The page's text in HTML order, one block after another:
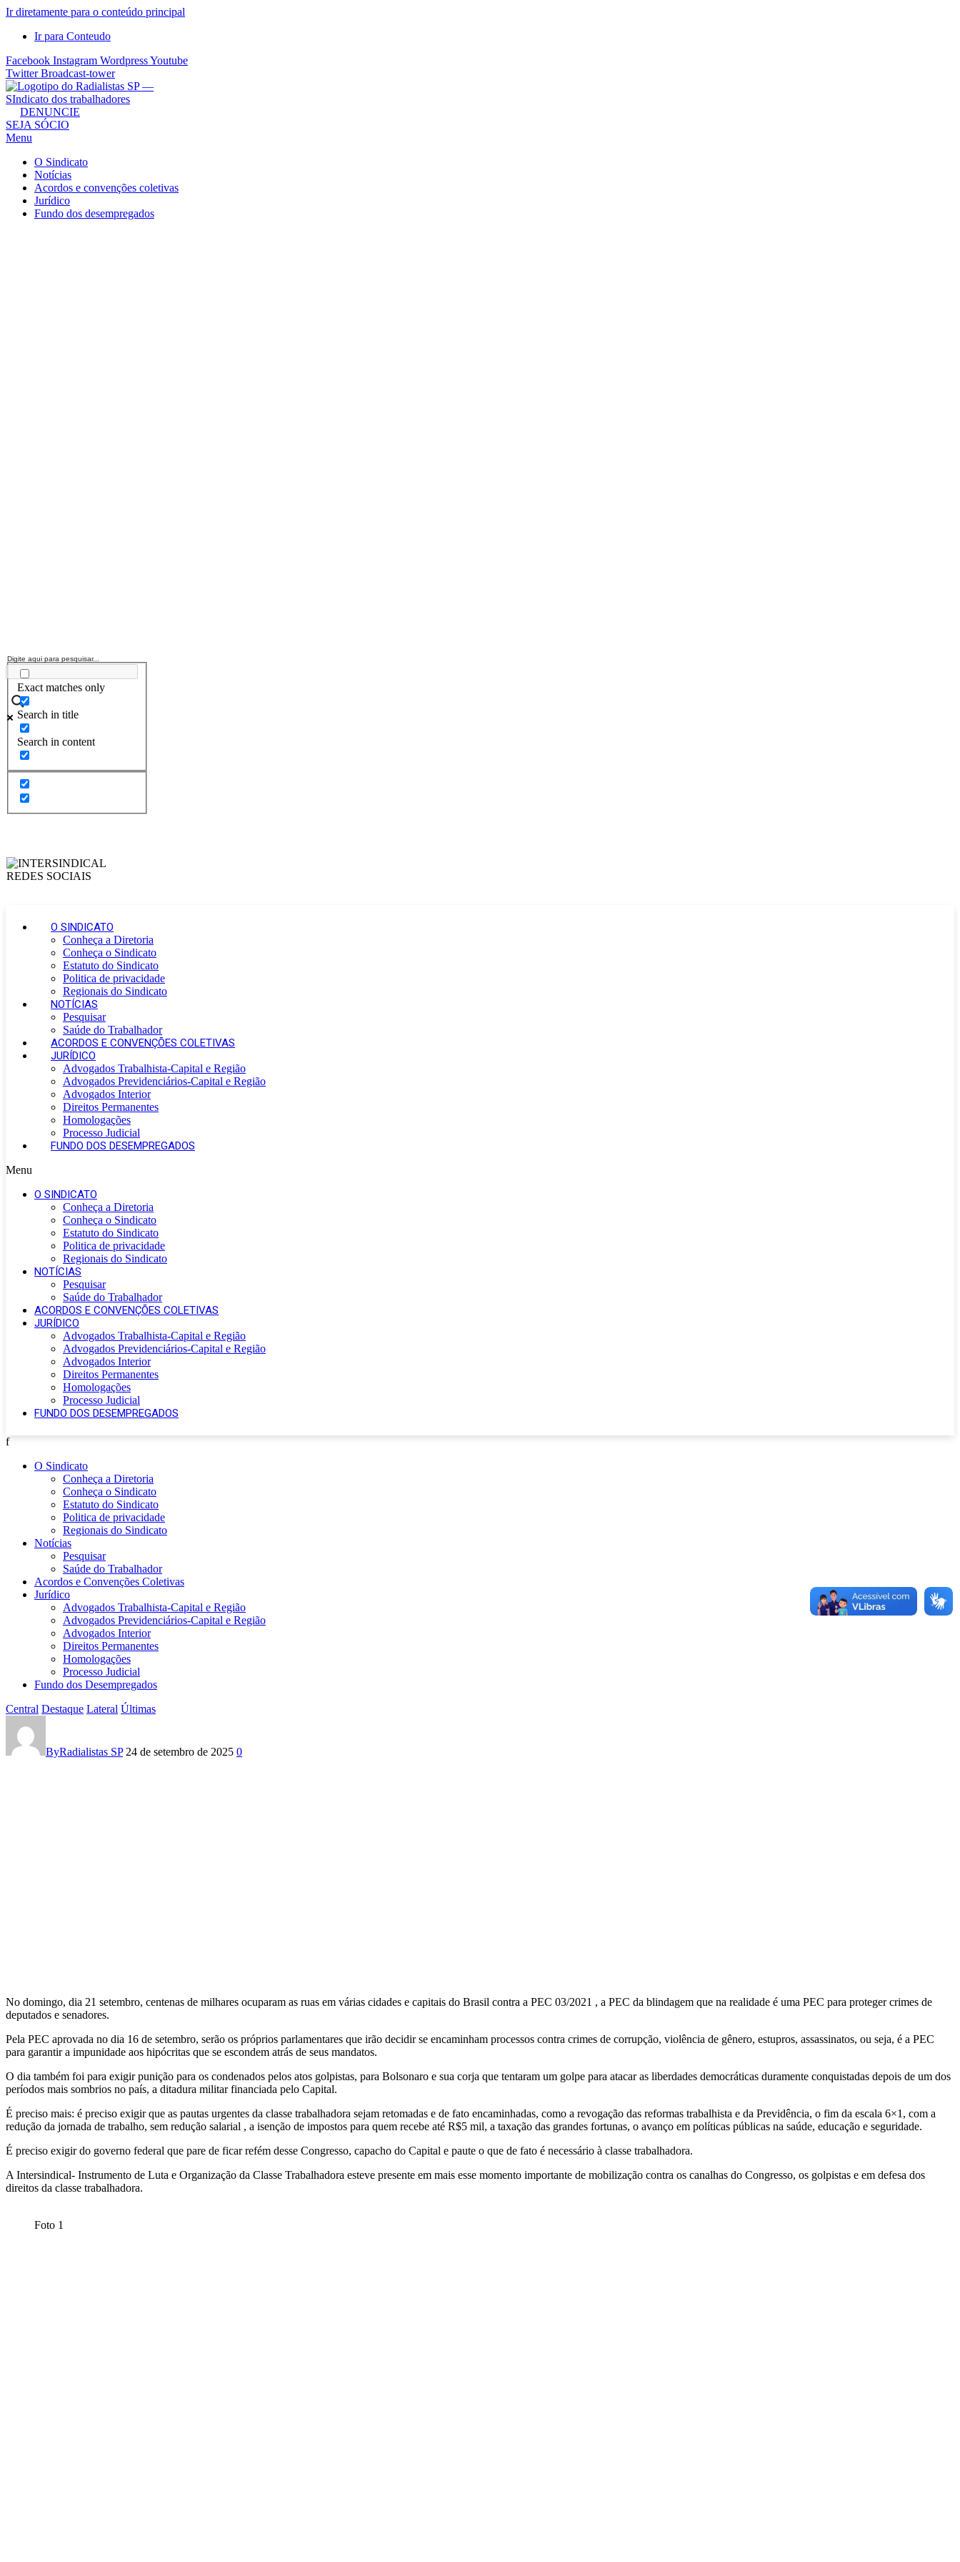
Ir diretamente para o conteúdo principal
Ir para Conteudo
Facebook Instagram WordpressYoutube
Twitter Broadcast-tower
Sindicato
dos
Radialistas
São
Paulo
Sindicato
DENUNCIE
SEJA SÓCIO
Menu
O Sindicato
Notícias
Acordos e convenções coletivas
Jurídico
Fundo dos desempregados
Exact matches only
Search in title
Search in content
O SINDICATO
Conheça a Diretoria
Conheça o Sindicato
Estatuto do Sindicato
Politica de privacidade
Regionais do Sindicato
NOTÍCIAS
Pesquisar
Saúde do Trabalhador
ACORDOS E CONVENÇÕES COLETIVAS
JURÍDICO
Advogados Trabalhista-Capital e Região
Advogados Previdenciários-Capital e Região
Advogados Interior
Direitos Permanentes
Homologações
Processo Judicial
FUNDO DOS DESEMPREGADOS
Menu
O SINDICATO
Conheça a Diretoria
Conheça o Sindicato
Estatuto do Sindicato
Politica de privacidade
Regionais do Sindicato
NOTÍCIAS
Pesquisar
Saúde do Trabalhador
ACORDOS E CONVENÇÕES COLETIVAS
JURÍDICO
Advogados Trabalhista-Capital e Região
Advogados Previdenciários-Capital e Região
Advogados Interior
Direitos Permanentes
Homologações
Processo Judicial
FUNDO DOS DESEMPREGADOS
f
O Sindicato
Conheça a Diretoria
Conheça o Sindicato
Estatuto do Sindicato
Politica de privacidade
Regionais do Sindicato
Notícias
Pesquisar
Saúde do Trabalhador
Acordos e Convenções Coletivas
Jurídico
Advogados Trabalhista-Capital e Região
Advogados Previdenciários-Capital e Região
Advogados Interior
Direitos Permanentes
Homologações
Processo Judicial
Fundo dos Desempregados
Central Destaque Lateral Últimas
CENTENAS
DE
PEC
DA
BANDIDAGEM
E
CONTRA
A
ANISTIA
PARA
GOLPISTAS
ByRadialistas SP 24 de setembro de 2025 0
No domingo, dia 21 setembro, centenas de milhares ocuparam as ruas em várias cidades e capitais do Brasil contra a PEC 03/2021 , a PEC da blindagem que na realidade é uma PEC para proteger crimes de
deputados e senadores.
Pela PEC aprovada no dia 16 de setembro, serão os próprios parlamentares que irão decidir se encaminham processos contra crimes de corrupção, violência de gênero, estupros, assassinatos, ou seja, é a PEC
para garantir a impunidade aos hipócritas que se escondem atrás de seus mandatos.
O dia também foi para exigir punição para os condenados pelos atos golpistas, para Bolsonaro e sua corja que tentaram um golpe para atacar as liberdades democráticas duramente conquistadas depois de um dos
períodos mais sombrios no país, a ditadura militar financiada pelo Capital.
É preciso mais: é preciso exigir que as pautas urgentes da classe trabalhadora sejam retomadas e de fato encaminhadas, como a revogação das reformas trabalhista e da Previdência, o fim da escala 6×1, com a
redução da jornada de trabalho, sem redução salarial , a isenção de impostos para quem recebe até R$5 mil, a taxação das grandes fortunas, o avanço em políticas públicas na saúde, educação e seguridade.
É preciso exigir do governo federal que pare de ficar refém desse Congresso, capacho do Capital e paute o que de fato é necessário à classe trabalhadora.
A Intersindical- Instrumento de Luta e Organização da Classe Trabalhadora esteve presente em mais esse momento importante de mobilização contra os canalhas do Congresso, os golpistas e em defesa dos
direitos da classe trabalhadora.
Foto 1